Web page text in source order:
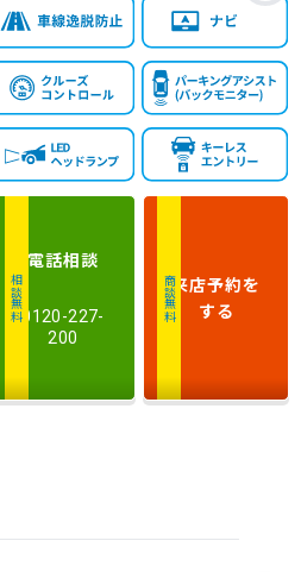
相談無料
電話相談
0120-227-
200
商談無料来店予約を
する